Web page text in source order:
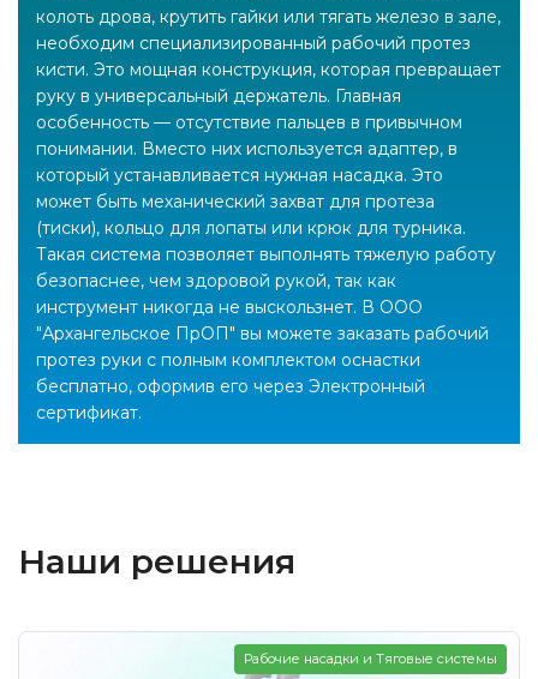
колоть дрова, крутить гайки или тягать железо в зале,
необходим специализированный рабочий протез
кисти. Это мощная конструкция, которая превращает
руку в универсальный держатель. Главная
особенность — отсутствие пальцев в привычном
понимании. Вместо них используется адаптер, в
который устанавливается нужная насадка. Это
может быть механический захват для протеза
(тиски), кольцо для лопаты или крюк для турника.
Такая система позволяет выполнять тяжелую работу
безопаснее, чем здоровой рукой, так как
инструмент никогда не выскользнет. В ООО
"Архангельское ПрОП" вы можете заказать рабочий
протез руки с полным комплектом оснастки
бесплатно, оформив его через Электронный
сертификат.
Наши решения
Рабочие насадки и Тяговые системы